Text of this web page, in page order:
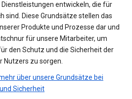
Dienstleistungen entwickeln, die für
sind. Diese Grundsätze stellen das
Produkte und Prozesse dar und
für unsere Mitarbeiter, um
den Schutz und die Sicherheit der
Nutzers zu sorgen.
über unsere Grundsätze bei
Sicherheit